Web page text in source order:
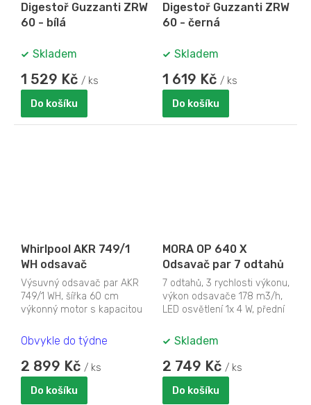
Digestoř Guzzanti ZRW
60 - bílá
Skladem
1 529 Kč / ks
Do košíku
Digestoř Guzzanti ZRW
60 - černá
Skladem
1 619 Kč / ks
Do košíku
Whirlpool AKR 749/1
WH odsavač
Výsuvný odsavač par AKR
749/1 WH, šířka 60 cm
výkonný motor s kapacitou
stupně rychlosti...
Obvykle do týdne
2 899 Kč / ks
Do košíku
MORA OP 640 X
Odsavač par 7 odtahů
7 odtahů, 3 rychlosti výkonu,
výkon odsavače 178 m3/h,
LED osvětlení 1x 4 W, přední
levý...
Skladem
2 749 Kč / ks
Do košíku